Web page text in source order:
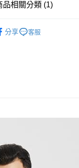
貓
品相關分類 (1)
分享
客服